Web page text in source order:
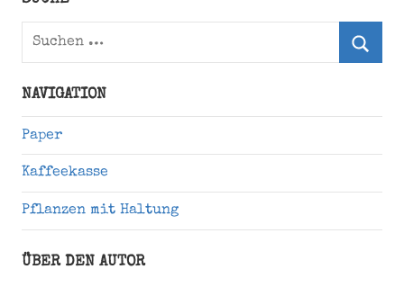
Suchen
NAVIGATION
Paper
Kaffeekasse
Pflanzen mit Haltung
ÜBER DEN AUTOR